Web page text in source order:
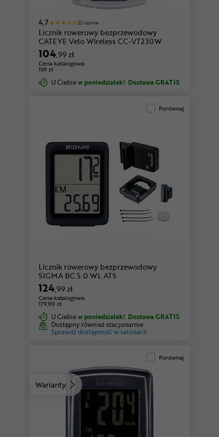
4,7 22 opinie
Licznik rowerowy bezprzewodowy
CATEYE Velo Wireless CC-VT230W
104,99 zł
Cena katalogowa:
159 zł
U Ciebiew poniedziałek! Dostawa GRATIS
Porównaj
Licznik rowerowy bezprzewodowy
SIGMA BC 5.0 WL ATS
124,99 zł
Cena katalogowa:
179,90 zł
U Ciebiew poniedziałek! Dostawa GRATIS
Dostępny również stacjonarnie
Sprawdź dostępność w salonach
Warianty
Porównaj